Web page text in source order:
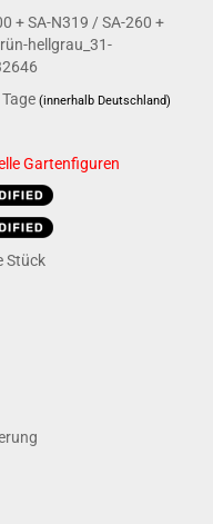
+ SA-N319 / SA-260 +
hellgrau_31-
Tage(innerhalb Deutschland)
Gartenfiguren
Stück